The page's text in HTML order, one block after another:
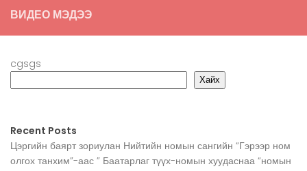
ВИДЕО МЭДЭЭ
cgsgs
Хайх
Recent Posts
Цэргийн баярт зориулан Нийтийн номын сангийн “Гэрээр ном
олгох танхим”-аас ” Баатарлаг түүх-номын хуудаснаа “номын